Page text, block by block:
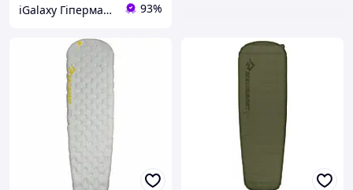
iGalaxy Гіпермаркет подарунків 93%